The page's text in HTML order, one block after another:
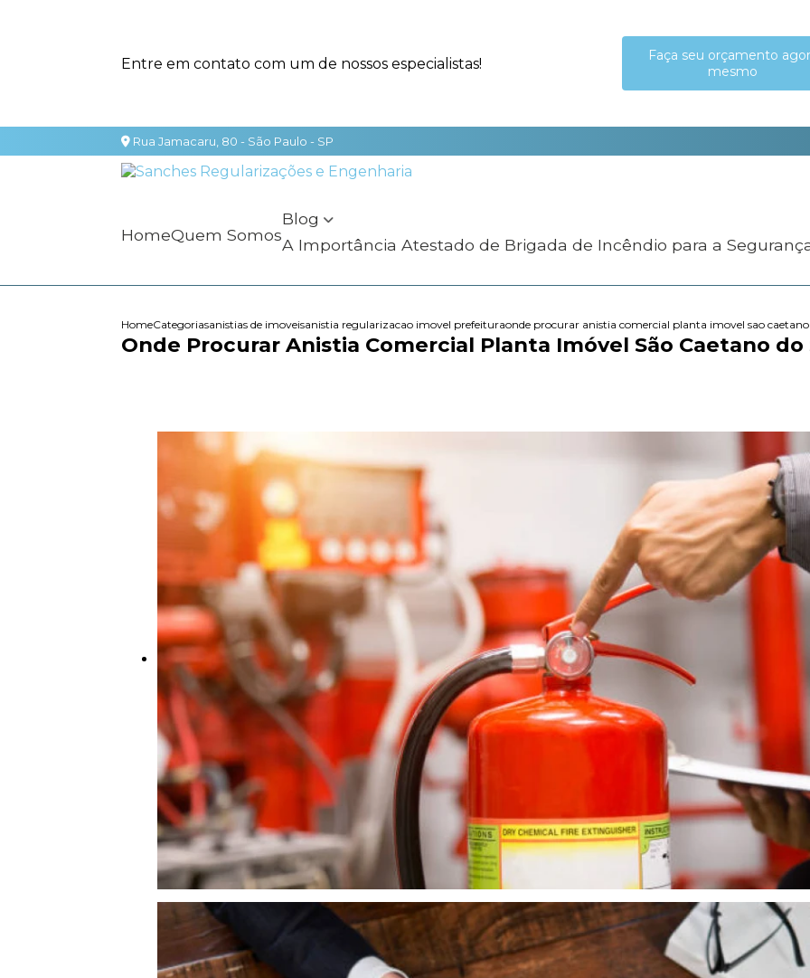
Entre em contato com um de nossos especialistas!
Faça seu orçamento
mesmo
Rua Jamacaru, 80 - São Paulo - SP
Home Quem Somos
Blog
A Importância Atestado de Brigada de Incêndio para a
HomeCategoriasanistias de imoveisanistia regularizacao imovel prefeituraonde procurar anistia comercial planta imovel sao caetano
Onde Procurar Anistia Comercial Planta Imóvel São Caetano do